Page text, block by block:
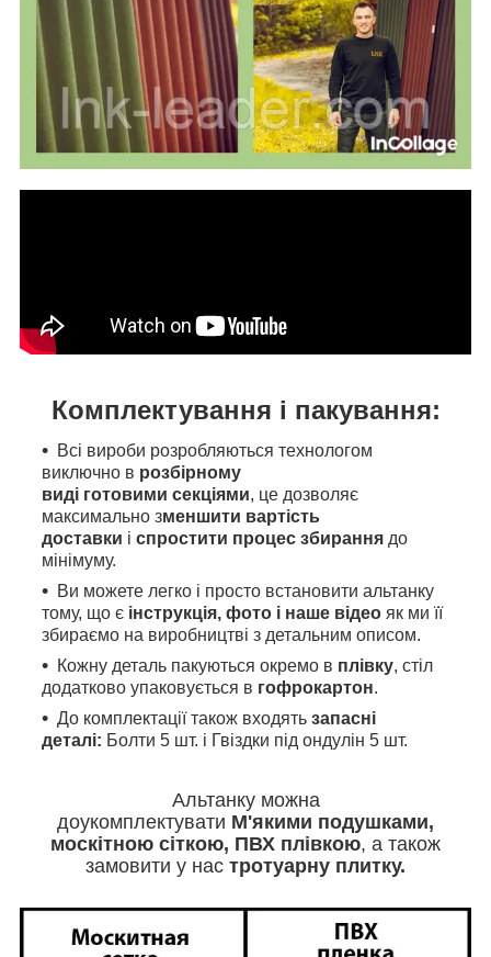
Комплектування і пакування:
Всі вироби розробляються технологом
виключно в розбірному
виді готовими секціями, це дозволяє
максимально зменшити вартість
доставки і спростити процес збирання до
мінімуму.
Ви можете легко і просто встановити альтанку
тому, що є інструкція, фото і наше відео як ми її
збираємо на виробництві з детальним описом.
Кожну деталь пакуються окремо в плівку, стіл
додатково упаковується в гофрокартон.
До комплектації також входять запасні
деталі: Болти 5 шт. і Гвіздки під ондулін 5 шт.
Альтанку можна
доукомплектувати М'якими подушками,
москітною сіткою, ПВХ плівкою, а також
замовити у нас тротуарну плитку.